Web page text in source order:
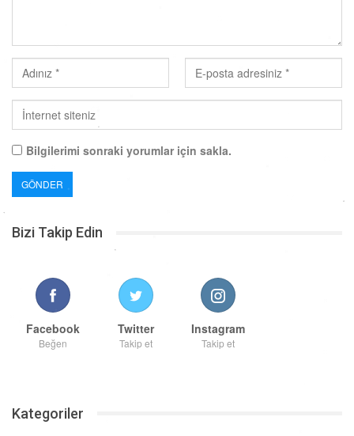
Bilgilerimi sonraki yorumlar için sakla.
Bizi Takip Edin
Facebook
Beğen
Twitter
Takip et
Instagram
Takip et
Kategoriler